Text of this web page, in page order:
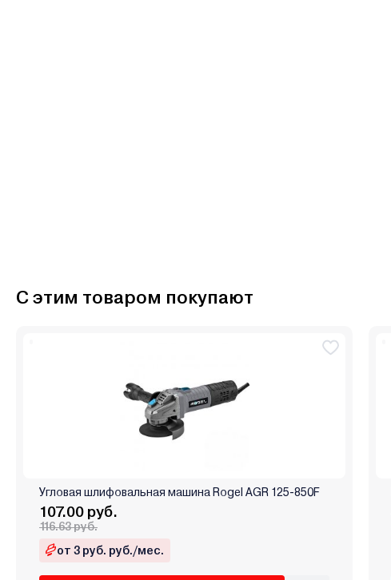
С этим товаром покупают
Угловая шлифовальная машина Rogel AGR 125-850F
107.00 руб.
116.63 руб.
от 3 руб. руб./мес.